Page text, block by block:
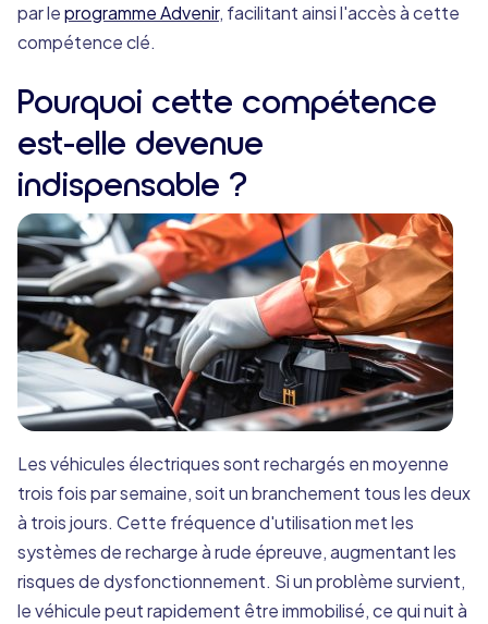
par leprogramme Advenir, facilitant ainsi l'accès à cette
compétence clé.
Pourquoi cette compétence
est-elle devenue
indispensable ?
Les véhicules électriques sont rechargés en moyenne
trois fois par semaine, soit un branchement tous les deux
à trois jours. Cette fréquence d'utilisation met les
systèmes de recharge à rude épreuve, augmentant les
risques de dysfonctionnement. Si un problème survient,
le véhicule peut rapidement être immobilisé, ce qui nuit à